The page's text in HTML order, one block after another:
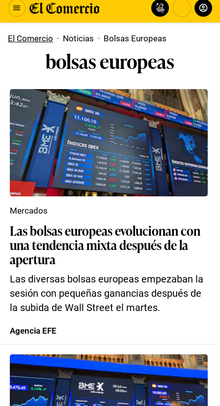
El Comercio · Noticias · Bolsas Europeas
bolsas europeas
Las bolsas europeas evolucionan con
una tendencia mixta después de la
apertura
Las diversas bolsas europeas empezaban la
sesión con pequeñas ganancias después de
la subida de Wall Street el martes.
Mercados
Agencia EFE